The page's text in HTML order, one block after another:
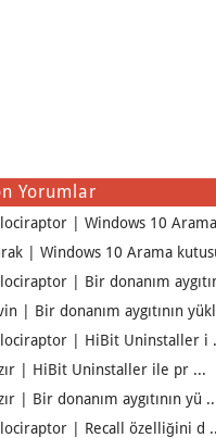
Yorumlar
| Windows 10
| Windows 10 Arama
| Bir donanım
| Bir donanım aygıtının
| HiBit Uninstaller i
| HiBit Uninstaller ile pr ...
| Bir donanım aygıtının yü
| Recall özelliğini d